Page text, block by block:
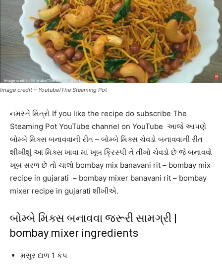
Image credit – Youtube/The Steaming Pot
નમસ્તે મિત્રો If you like the recipe do subscribe The
Steaming Pot YouTube channel on YouTube આજે આપણે
બોમ્બે મિક્સ બનાવવાની રીત – બોમ્બે મિક્સ ચેવડો બનાવવાની રીત
શીખીશું આ મિક્સ ખાવા માં ખૂબ ક્રિસ્પી ને તીખો ચેવડો છે જે બનાવવો
ખૂબ સરળ છે તો ચાલો bombay mix banavani rit – bombay mix
recipe in gujarati – bombay mixer banavani rit – bombay
mixer recipe in gujarati શીખીએ.
બોમ્બે મિક્સ બનાવવા જરૂરી સામગ્રી |
bombay mixer ingredients
મસુર દાળ 1 કપ